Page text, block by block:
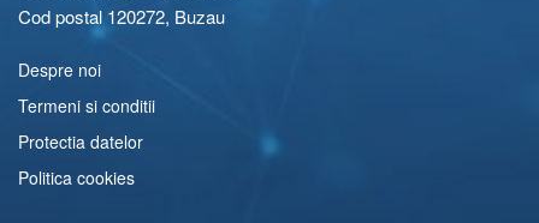
Cod postal 120272, Buzau
Despre noi
Termeni si conditii
Protectia datelor
Politica cookies